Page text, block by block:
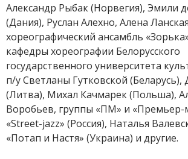
Александр Рыбак (Норвегия), Эмили
(Дания), Руслан Алехно, Алена
хореографический ансамбль
кафедры хореографии Белорусского
государственного университета
п/у Светланы Гутковской
(Литва), Михал Качмарек (Польша),
Воробьев, группы «ПМ» и «Премьер-
«Street-jazz» (Россия), Наталья
«Потап и Настя» (Украина) и другие.